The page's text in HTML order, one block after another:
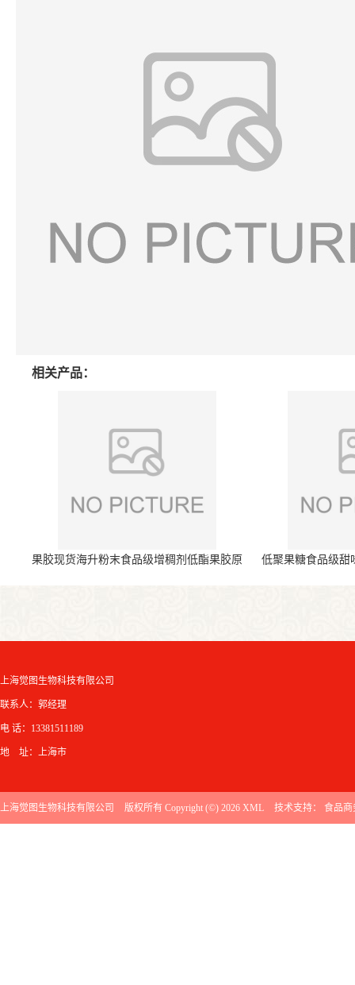
相关产品：
果胶现货海升粉末食品级增稠剂低酯果胶原
低聚果糖食品级甜
上海觉图生物科技有限公司
联系人：郭经理
电 话：13381511189
地 址：上海市
上海觉图生物科技有限公司 版权所有 Copyright (©) 2026 XML 技术支持： 食品商